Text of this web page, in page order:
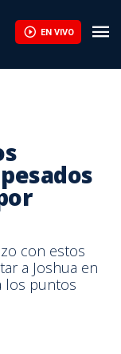
EN VIVO
con estos
a Joshua en
los puntos